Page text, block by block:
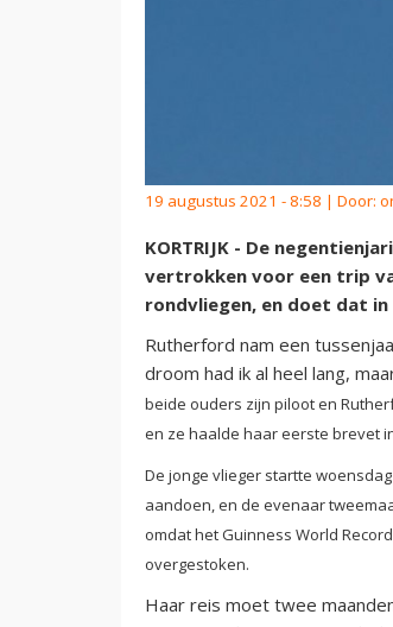
19 augustus 2021 - 8:58 | Door:
KORTRIJK - De
vertrokken voor een trip
rondvliegen, en doet dat
Rutherford nam een
droom had ik al heel lang,
beide ouders zijn piloot en
en ze haalde haar eerste brevet
De jonge vlieger startte
aandoen, en de evenaar
omdat het Guinness World
overgestoken.
Haar reis moet twee